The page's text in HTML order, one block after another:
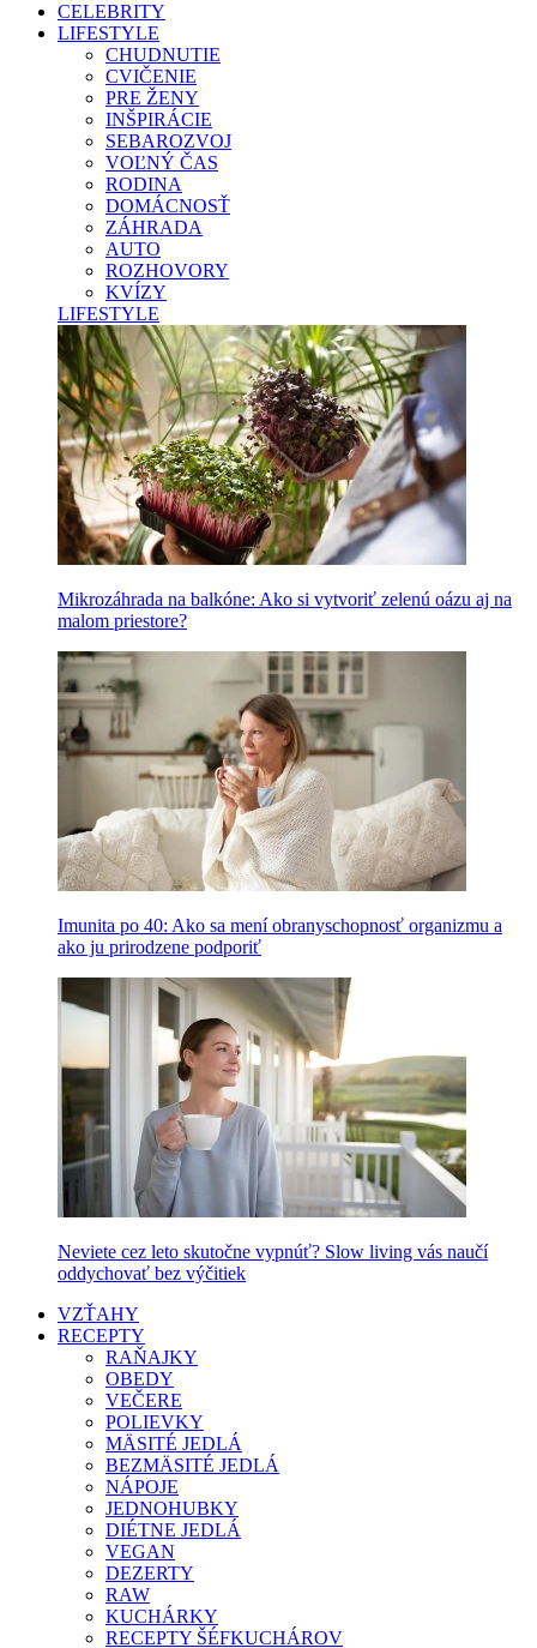
CELEBRITY
LIFESTYLE
CHUDNUTIE
CVIČENIE
PRE ŽENY
INŠPIRÁCIE
SEBAROZVOJ
VOĽNÝ ČAS
RODINA
DOMÁCNOSŤ
ZÁHRADA
AUTO
ROZHOVORY
KVÍZY
LIFESTYLE
Mikrozáhrada na balkóne: Ako si vytvoriť zelenú oázu aj na
malom priestore?
Imunita po 40: Ako sa mení obranyschopnosť organizmu a
ako ju prirodzene podporiť
Neviete cez leto skutočne vypnúť? Slow living vás naučí
oddychovať bez výčitiek
VZŤAHY
RECEPTY
RAŇAJKY
OBEDY
VEČERE
POLIEVKY
MÄSITÉ JEDLÁ
BEZMÄSITÉ JEDLÁ
NÁPOJE
JEDNOHUBKY
DIÉTNE JEDLÁ
VEGAN
DEZERTY
RAW
KUCHÁRKY
RECEPTY ŠÉFKUCHÁROV